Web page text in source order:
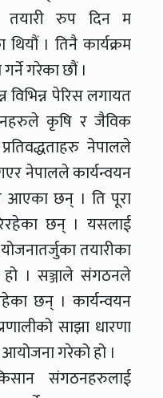
तयारी रुप दिन म
। तिनै कार्यक्रम
गरेका छौं ।
विभिन्न पेरिस लगायत
कृषि र जैविक
नेपालले
नेपालले कार्यन्वयन
आएका छन् । ति पूरा
छन् । यसलाई
तयारीका
हो । सञ्जाले संगठनले
छन् । कार्यन्वयन
साझा धारणा
आयोजना गरेको हो ।
संगठनहरुलाई